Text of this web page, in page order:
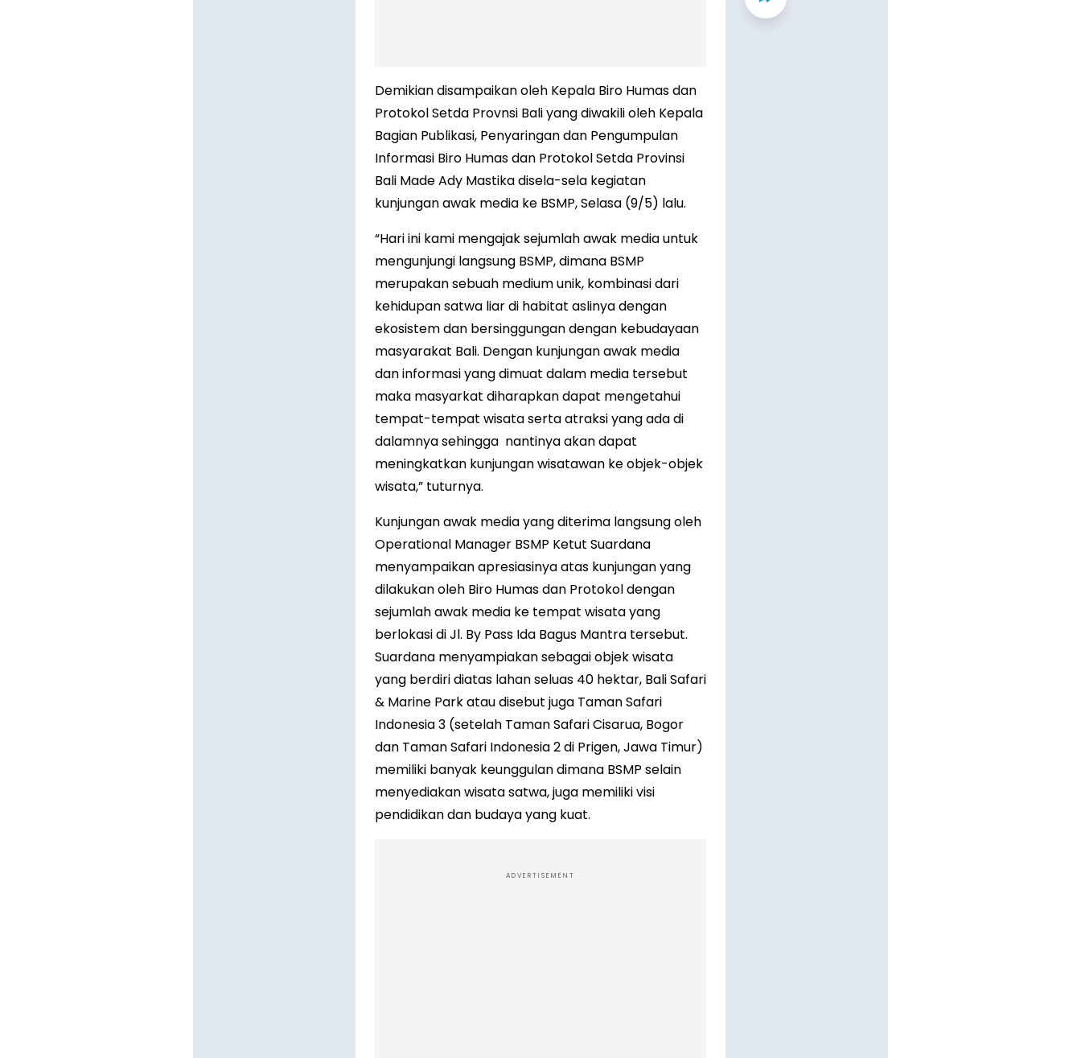
Demikian disampaikan oleh Kepala Biro Humas dan
Protokol Setda Provnsi Bali yang diwakili oleh Kepala
Bagian Publikasi, Penyaringan dan Pengumpulan
Informasi Biro Humas dan Protokol Setda Provinsi
Bali Made Ady Mastika disela-sela kegiatan
kunjungan awak media ke BSMP, Selasa (9/5) lalu.
“Hari ini kami mengajak sejumlah awak media untuk
mengunjungi langsung BSMP, dimana BSMP
merupakan sebuah medium unik, kombinasi dari
kehidupan satwa liar di habitat aslinya dengan
ekosistem dan bersinggungan dengan kebudayaan
masyarakat Bali. Dengan kunjungan awak media
dan informasi yang dimuat dalam media tersebut
maka masyarkat diharapkan dapat mengetahui
tempat-tempat wisata serta atraksi yang ada di
dalamnya sehingga nantinya akan dapat
meningkatkan kunjungan wisatawan ke objek-objek
wisata,” tuturnya.
Kunjungan awak media yang diterima langsung oleh
Operational Manager BSMP Ketut Suardana
menyampaikan apresiasinya atas kunjungan yang
dilakukan oleh Biro Humas dan Protokol dengan
sejumlah awak media ke tempat wisata yang
berlokasi di Jl. By Pass Ida Bagus Mantra tersebut.
Suardana menyampiakan sebagai objek wisata
yang berdiri diatas lahan seluas 40 hektar, Bali Safari
& Marine Park atau disebut juga Taman Safari
Indonesia 3 (setelah Taman Safari Cisarua, Bogor
dan Taman Safari Indonesia 2 di Prigen, Jawa Timur)
memiliki banyak keunggulan dimana BSMP selain
menyediakan wisata satwa, juga memiliki visi
pendidikan dan budaya yang kuat.
ADVERTISEMENT